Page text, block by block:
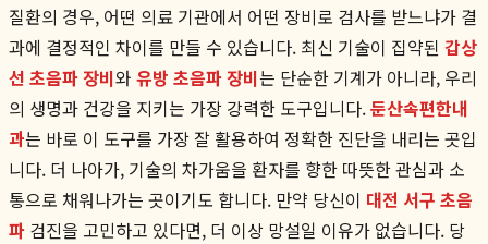
질환의 경우, 어떤 의료 기관에서 어떤 장비로 검사를 받느냐가 결
과에 결정적인 차이를 만들 수 있습니다. 최신 기술이 집약된 갑상
선 초음파 장비와 유방 초음파 장비는 단순한 기계가 아니라, 우리
의 생명과 건강을 지키는 가장 강력한 도구입니다.둔산속편한내
과는 바로 이 도구를 가장 잘 활용하여 정확한 진단을 내리는 곳입
니다. 더 나아가, 기술의 차가움을 환자를 향한 따뜻한 관심과 소
통으로 채워나가는 곳이기도 합니다. 만약 당신이 대전 서구 초음
파 검진을 고민하고 있다면, 더 이상 망설일 이유가 없습니다. 당